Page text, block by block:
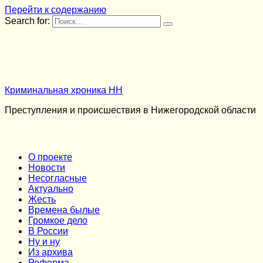
Перейти к содержанию
Search for:
Криминальная хроника НН
Преступления и происшествия в Нижегородской области
О проекте
Новости
Несогласные
Актуально
Жесть
Времена былые
Громкое дело
В России
Ну и ну
Из архива